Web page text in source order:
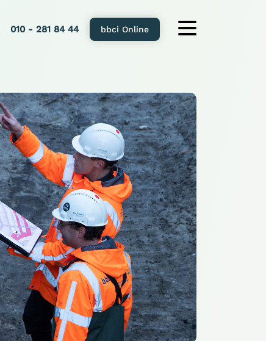
010 - 281 84 44 bbci Online